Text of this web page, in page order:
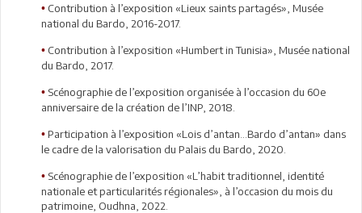
• Contribution à l’exposition «Lieux saints partagés», Musée
national du Bardo, 2016-2017.
• Contribution à l’exposition «Humbert in Tunisia», Musée national
du Bardo, 2017.
• Scénographie de l’exposition organisée à l’occasion du 60e
anniversaire de la création de l’INP, 2018.
• Participation à l’exposition «Lois d’antan…Bardo d’antan» dans
le cadre de la valorisation du Palais du Bardo, 2020.
• Scénographie de l’exposition «L’habit traditionnel, identité
nationale et particularités régionales», à l’occasion du mois du
patrimoine, Oudhna, 2022.